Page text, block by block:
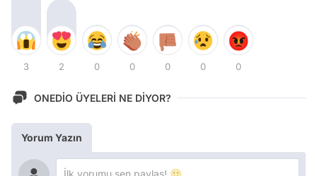
3 2 0 0 0 0 0
ONEDİO ÜYELERİ NE DİYOR?
Yorum Yazın